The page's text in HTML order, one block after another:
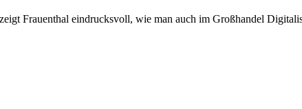
Frauenthal eindrucksvoll, wie man auch im Großhandel